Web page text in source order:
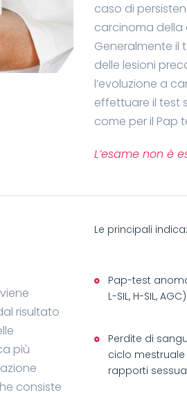
caso di
carcinoma della
Generalmente il
delle lesioni
l’evoluzione a
effettuare il test
come per il Pap
L’esame non è
risultato
più
consiste
Le principali
Pap-test
L-SIL, H-SIL, AGC)
Perdite di
ciclo mestruale
rapporti